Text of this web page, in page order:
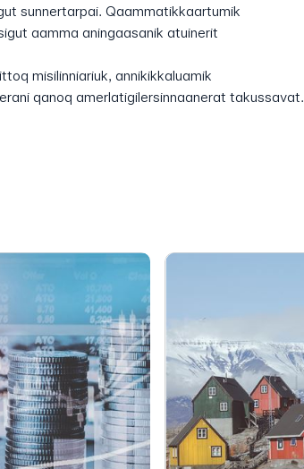
sunnertarpai. Qaammatikkaartumik
aamma aningaasanik atuinerit
misilinniariuk, annikikkaluamik
qanoq amerlatigilersinnaanerat takussavat.